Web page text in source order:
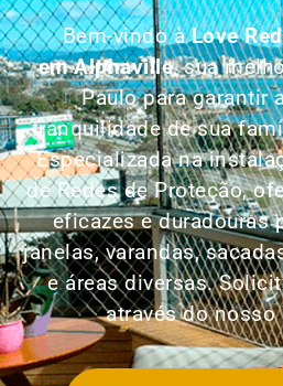
Bem-vindo àLove
em Alphaville, sua
Paulo para garantir
tranquilidade de sua
Especializada na
de Redes de Proteção,
eficazes e duradouras
janelas, varandas,
e áreas diversas.
através do nosso